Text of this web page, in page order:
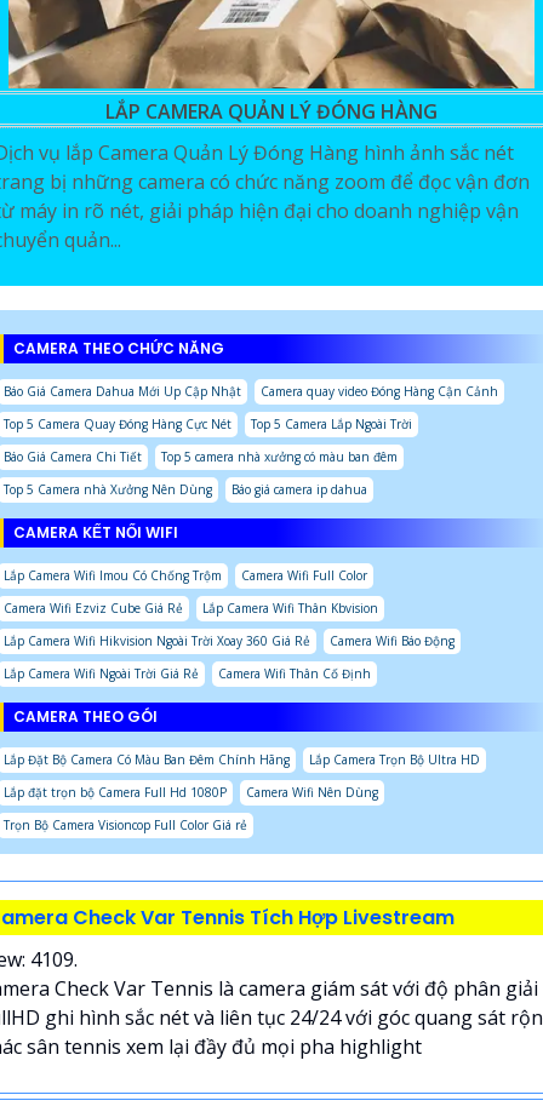
LẮP CAMERA QUẢN LÝ ĐÓNG HÀNG
vụ lắp Camera Quản Lý Đóng Hàng hình ảnh sắc nét
bị những camera có chức năng zoom để đọc vận đơn
máy in rõ nét, giải pháp hiện đại cho doanh nghiệp vận
quản...
CAMERA THEO CHỨC NĂNG
Báo Giá Camera Dahua Mới Up Cập Nhật
Camera quay video Đóng Hàng Cận Cảnh
Top 5 Camera Quay Đóng Hàng Cực Nét
Top 5 Camera Lắp Ngoài Trời
Báo Giá Camera Chi Tiết
Top 5 camera nhà xưởng có màu ban đêm
Top 5 Camera nhà Xưởng Nên Dùng
Báo giá camera ip dahua
CAMERA KẾT NỐI WIFI
Lắp Camera Wifi Imou Có Chống Trộm
Camera Wifi Full Color
Camera Wifi Ezviz Cube Giá Rẻ
Lắp Camera Wifi Thân Kbvision
Lắp Camera Wifi Hikvision Ngoài Trời Xoay 360 Giá Rẻ
Camera Wifi Báo Động
Lắp Camera Wifi Ngoài Trời Giá Rẻ
Camera Wifi Thân Cố Định
CAMERA THEO GÓI
Lắp Đặt Bộ Camera Có Màu Ban Đêm Chính Hãng
Lắp Camera Trọn Bộ Ultra HD
Lắp đặt trọn bộ Camera Full Hd 1080P
Camera Wifi Nên Dùng
Trọn Bộ Camera Visioncop Full Color Giá rẻ
Check Var Tennis Tích Hợp Livestream
4109.
Check Var Tennis là camera giám sát với độ phân giải
ghi hình sắc nét và liên tục 24/24 với góc quang sát
sân tennis xem lại đầy đủ mọi pha highlight